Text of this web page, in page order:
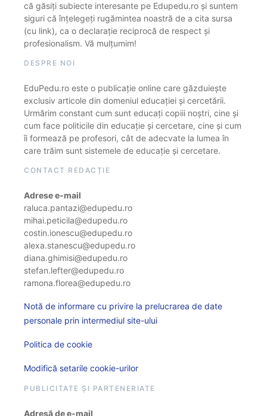
că găsiți subiecte interesante pe Edupedu.ro și suntem
siguri că înțelegeți rugămintea noastră de a cita sursa
(cu link), ca o declarație reciprocă de respect și
profesionalism. Vă mulțumim!
DESPRE NOI
EduPedu.ro este o publicație online care găzduiește
exclusiv articole din domeniul educației și cercetării.
Urmărim constant cum sunt educați copiii noștri, cine și
cum face politicile din educație și cercetare, cine și cum
îi formează pe profesori, cât de adecvate la lumea în
care trăim sunt sistemele de educație și cercetare.
CONTACT REDACȚIE
Adrese e-mail
raluca.pantazi@edupedu.ro
mihai.peticila@edupedu.ro
costin.ionescu@edupedu.ro
alexa.stanescu@edupedu.ro
diana.ghimisi@edupedu.ro
stefan.lefter@edupedu.ro
ramona.florea@edupedu.ro
Notă de informare cu privire la prelucrarea de date
personale prin intermediul site-ului
Politica de cookie
Modifică setarile cookie-urilor
PUBLICITATE ȘI PARTENERIATE
Adresă de e-mail